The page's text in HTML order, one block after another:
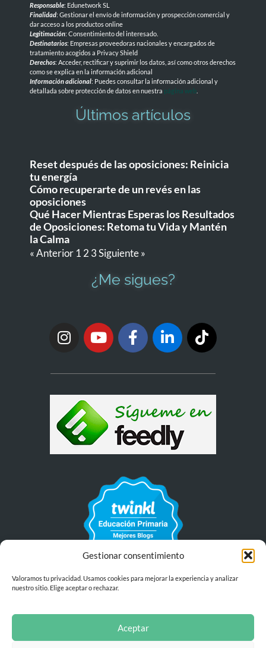
Gestionar consentimiento
Valoramos tu privacidad. Usamos cookies para mejorar la experiencia y analizar
nuestro sitio. Elige aceptar o rechazar.
Aceptar
Responsable: Edunetwork SL
Finalidad: Gestionar el envío de información y prospección comercial y
dar acceso a los productos online
Legitimación: Consentimiento del interesado.
Destinatarios: Empresas proveedoras nacionales y encargados de
tratamiento acogidos a Privacy Shield
Derechos: Acceder, rectificar y suprimir los datos, así como otros derechos
como se explica en la información adicional
Información adicional: Puedes consultar la información adicional y
detallada sobre protección de datos en nuestra página web
Últimos artículos
Reset después de las oposiciones: Reinicia
tu energía
Cómo recuperarte de un revés en las
oposiciones
Qué Hacer Mientras Esperas los Resultados
de Oposiciones: Retoma tu Vida y Mantén
la Calma
« Anterior 1 2 3Siguiente »
¿Me sigues?